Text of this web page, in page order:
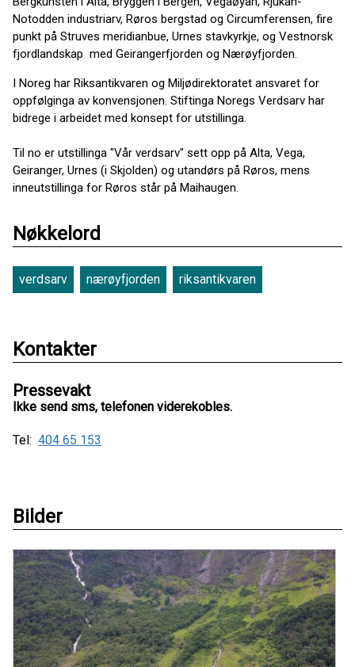
Notodden industriarv, Røros bergstad og Circumferensen, fire
punkt på Struves meridianbue, Urnes stavkyrkje, og Vestnorsk
fjordlandskap med Geirangerfjorden og Nærøyfjorden.
I Noreg har Riksantikvaren og Miljødirektoratet ansvaret for
oppfølginga av konvensjonen. Stiftinga Noregs Verdsarv har
bidrege i arbeidet med konsept for utstillinga.
Til no er utstillinga "Vår verdsarv" sett opp på Alta, Vega,
Geiranger, Urnes (i Skjolden) og utandørs på Røros, mens
inneutstillinga for Røros står på Maihaugen.
Nøkkelord
verdsarv nærøyfjorden riksantikvaren
Kontakter
Pressevakt
Ikke send sms, telefonen viderekobles.
Tel: 404 65 153
Bilder